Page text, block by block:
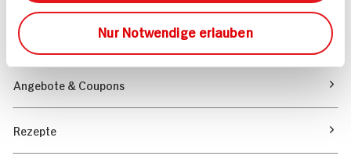
Nur Notwendige erlauben
Freitags: 9 bis 13 Uhr
Folgen Sie uns auf TikTok
Angebote & Coupons
Rezepte